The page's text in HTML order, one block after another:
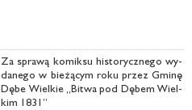
Za spra­wą ko­mik­su hi­sto­rycz­ne­go wy­
da­ne­go w bie­żą­cym ro­ku przez Gmi­nę
Dę­be Wiel­kie „Bi­twa pod Dę­bem Wiel­
kim 1831”